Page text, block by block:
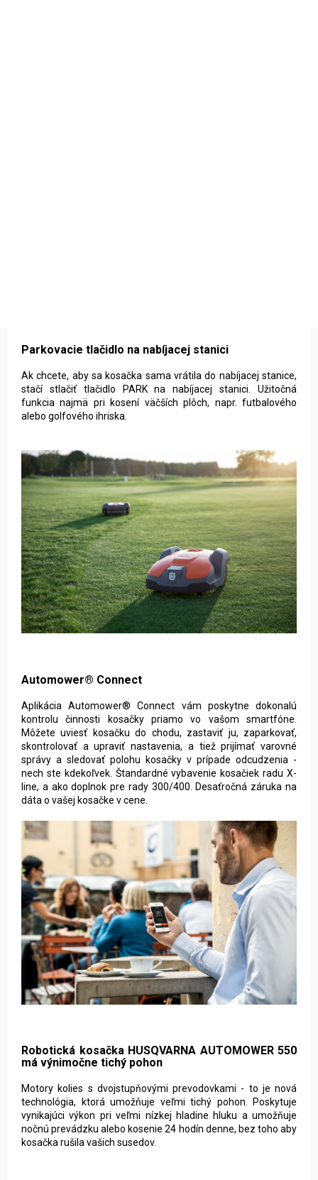
Parkovacie tlačidlo na nabíjacej stanici
Ak chcete, aby sa kosačka sama vrátila do nabíjacej stanice,
stačí stlačiť tlačidlo PARK na nabíjacej stanici. Užitočná
funkcia najmä pri kosení väčších plôch, napr. futbalového
alebo golfového ihriska.
Automower® Connect
Aplikácia Automower® Connect vám poskytne dokonalú
kontrolu činnosti kosačky priamo vo vašom smartfóne.
Môžete uviesť kosačku do chodu, zastaviť ju, zaparkovať,
skontrolovať a upraviť nastavenia, a tiež prijímať varovné
správy a sledovať polohu kosačky v prípade odcudzenia -
nech ste kdekoľvek. Štandardné vybavenie kosačiek radu X-
line, a ako doplnok pre rady 300/400. Desaťročná záruka na
dáta o vašej kosačke v cene.
Robotická kosačka HUSQVARNA AUTOMOWER 550
má výnimočne tichý pohon
Motory kolies s dvojstupňovými prevodovkami - to je nová
technológia, ktorá umožňuje veľmi tichý pohon. Poskytuje
vynikajúci výkon pri veľmi nízkej hladine hluku a umožňuje
nočnú prevádzku alebo kosenie 24 hodín denne, bez toho aby
kosačka rušila vašich susedov.